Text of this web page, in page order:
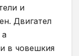
и
Двигател
а
в човешкия